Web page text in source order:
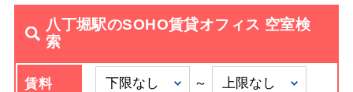
八丁堀駅のSOHO賃貸オフィス 空室検
索
賃料 ～